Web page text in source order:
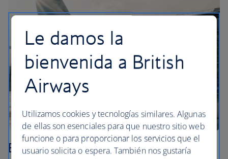
El planeta
Le damos la
bienvenida a British
Airways
Utilizamos cookies y tecnologías similares. Algunas
de ellas son esenciales para que nuestro sitio web
funcione o para proporcionar los servicios que el
usuario solicita o espera. También nos gustaría